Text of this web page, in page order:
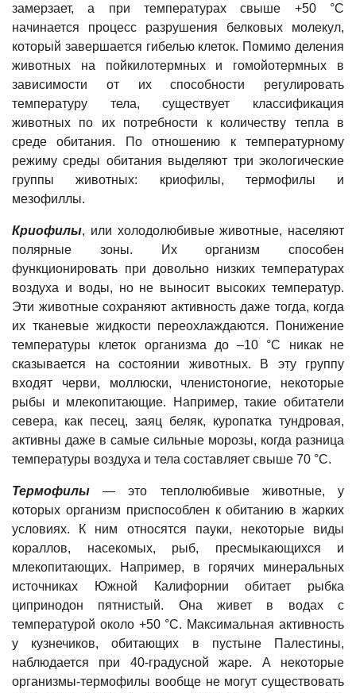
замерзает, а при температурах свыше +50 °C
начинается процесс разрушения белковых молекул,
который завершается гибелью клеток. Помимо деления
животных на пойкилотермных и гомойотермных в
зависимости от их способности регулировать
температуру тела, существует классификация
животных по их потребности к количеству тепла в
среде обитания. По отношению к температурному
режиму среды обитания выделяют три экологические
группы животных: криофилы, термофилы и
мезофиллы.
Криофилы, или холодолюбивые животные, населяют
полярные зоны. Их организм способен
функционировать при довольно низких температурах
воздуха и воды, но не выносит высоких температур.
Эти животные сохраняют активность даже тогда, когда
их тканевые жидкости переохлаждаются. Понижение
температуры клеток организма до –10 °C никак не
сказывается на состоянии животных. В эту группу
входят черви, моллюски, членистоногие, некоторые
рыбы и млекопитающие. Например, такие обитатели
севера, как песец, заяц беляк, куропатка тундровая,
активны даже в самые сильные морозы, когда разница
температуры воздуха и тела составляет свыше 70 °C.
Термофилы—
это теплолюбивые животные, у
которых организм приспособлен к обитанию в жарких
условиях. К ним относятся пауки, некоторые виды
кораллов, насекомых, рыб, пресмыкающихся и
млекопитающих. Например, в горячих минеральных
источниках Южной Калифорнии обитает рыбка
ципринодон пятнистый. Она живет в водах с
температурой около +50 °C. Максимальная активность
у кузнечиков, обитающих в пустыне Палестины,
наблюдается при 40-градусной жаре. А некоторые
организмы-термофилы вообще не могут существовать